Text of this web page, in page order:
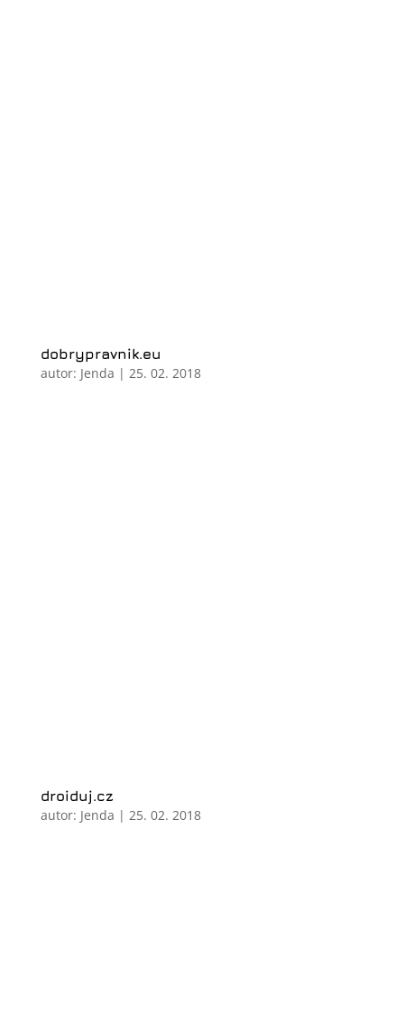
dobrypravnik.eu
autor: Jenda | 25. 02. 2018
droiduj.cz
autor: Jenda | 25. 02. 2018